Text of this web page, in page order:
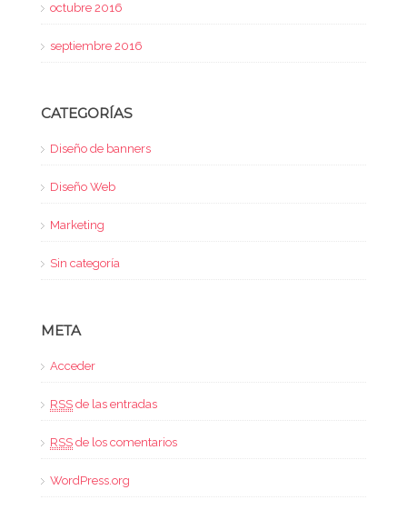
octubre 2016
septiembre 2016
CATEGORÍAS
Diseño de banners
Diseño Web
Marketing
Sin categoría
META
Acceder
RSS de las entradas
RSS de los comentarios
WordPress.org